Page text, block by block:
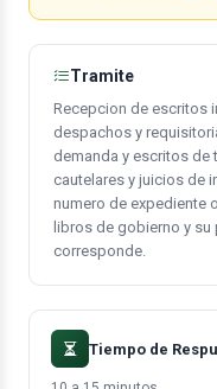
Tramite
Recepcion de escritos
despachos y
demanda y escritos de
cautelares y juicios de
numero de expediente
libros de gobierno y
corresponde.
Tiempo de